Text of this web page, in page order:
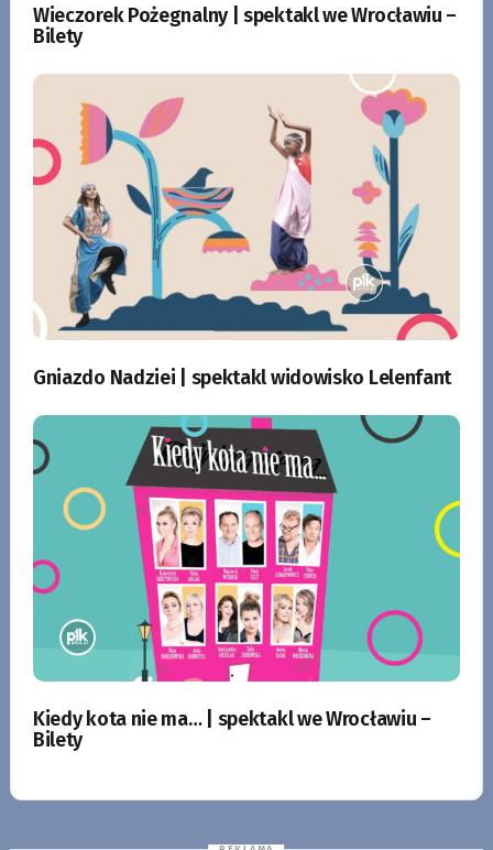
Wieczorek Pożegnalny | spektakl we Wrocławiu –
Bilety
Gniazdo Nadziei | spektakl widowisko Lelenfant
Kiedy kota nie ma… | spektakl we Wrocławiu –
Bilety